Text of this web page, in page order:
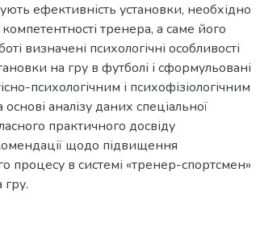
ефективність установки, необхідно
тренера, а саме його
визначені психологічні особливості
на гру в футболі і сформульовані
психологічним і психофізіологічним
аналізу даних спеціальної
практичного досвіду
щодо підвищення
процесу в системі «тренер-спортсмен»